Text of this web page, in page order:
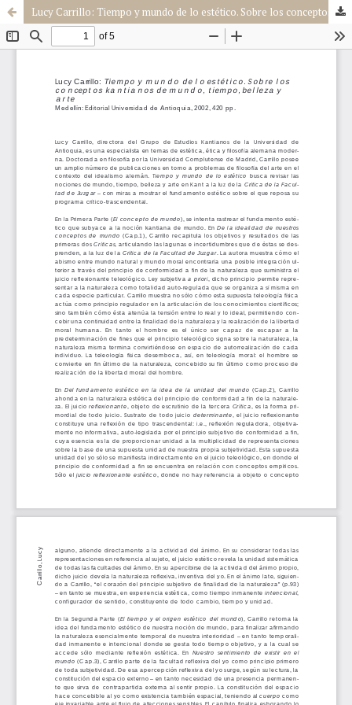
Lucy Carrillo: Tiempo y mundo de lo estético. Sobre los conceptos kantianos de mundo, tiempo, belleza y arte. Medellín: Editorial Universidad de Antioquia, 2002, 420 pp.